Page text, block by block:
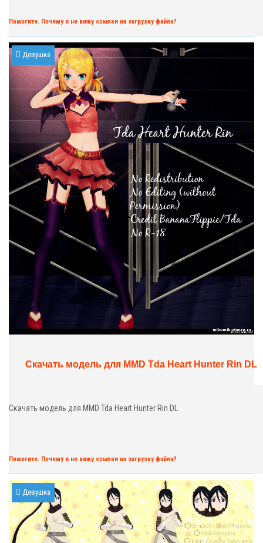
Помогите. Почему я не вижу ссылки на загрузку файла?
Девушка
Скачать модель для MMD Tda Heart Hunter Rin DL
Скачать модель для MMD Tda Heart Hunter Rin DL
Помогите. Почему я не вижу ссылки на загрузку файла?
Девушка